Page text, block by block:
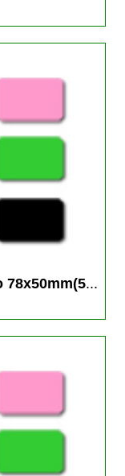
78x50mm(5...